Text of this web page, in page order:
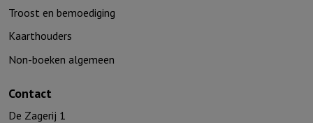
Troost en bemoediging
Kaarthouders
Non-boeken algemeen
Contact
De Zagerij 1